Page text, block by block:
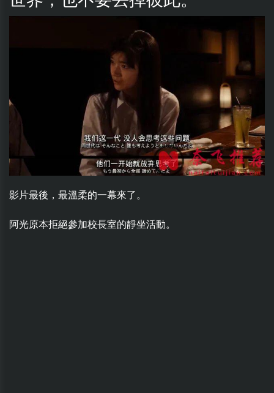
影片最後，最溫柔的一幕來了。
阿光原本拒絕參加校長室的靜坐活動。